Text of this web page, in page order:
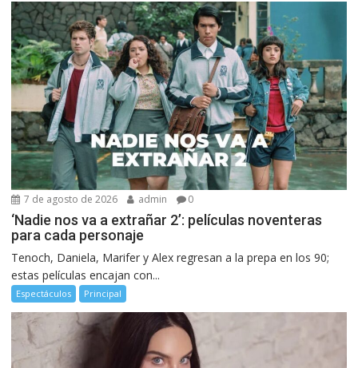
7 de agosto de 2026 admin 0
‘Nadie nos va a extrañar 2’: películas noventeras
para cada personaje
Tenoch, Daniela, Marifer y Alex regresan a la prepa en los 90;
estas películas encajan con...
Espectáculos Principal